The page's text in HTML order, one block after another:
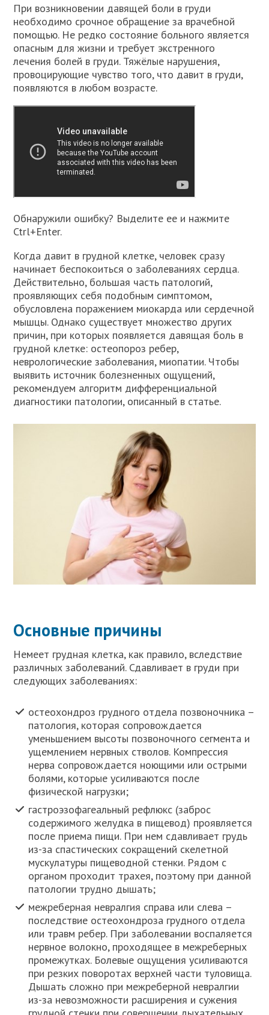
При возникновении давящей боли в груди
необходимо срочное обращение за врачебной
помощью. Не редко состояние больного является
опасным для жизни и требует экстренного
лечения болей в груди. Тяжёлые нарушения,
провоцирующие чувство того, что давит в груди,
появляются в любом возрасте.
Обнаружили ошибку? Выделите ее и нажмите
Ctrl+Enter.
Когда давит в грудной клетке, человек сразу
начинает беспокоиться о заболеваниях сердца.
Действительно, большая часть патологий,
проявляющих себя подобным симптомом,
обусловлена поражением миокарда или сердечной
мышцы. Однако существует множество других
причин, при которых появляется давящая боль в
грудной клетке: остеопороз ребер,
неврологические заболевания, миопатии. Чтобы
выявить источник болезненных ощущений,
рекомендуем алгоритм дифференциальной
диагностики патологии, описанный в статье.
Основные причины
Немеет грудная клетка, как правило, вследствие
различных заболеваний. Сдавливает в груди при
следующих заболеваниях:
остеохондроз грудного отдела позвоночника –
патология, которая сопровождается
уменьшением высоты позвоночного сегмента и
ущемлением нервных стволов. Компрессия
нерва сопровождается ноющими или острыми
болями, которые усиливаются после
физической нагрузки;
гастроэзофагеальный рефлюкс (заброс
содержимого желудка в пищевод) проявляется
после приема пищи. При нем сдавливает грудь
из-за спастических сокращений скелетной
мускулатуры пищеводной стенки. Рядом с
органом проходит трахея, поэтому при данной
патологии трудно дышать;
межреберная невралгия справа или слева –
последствие остеохондроза грудного отдела
или травм ребер. При заболевании воспаляется
нервное волокно, проходящее в межреберных
промежутках. Болевые ощущения усиливаются
при резких поворотах верхней части туловища.
Дышать сложно при межреберной невралгии
из-за невозможности расширения и сужения